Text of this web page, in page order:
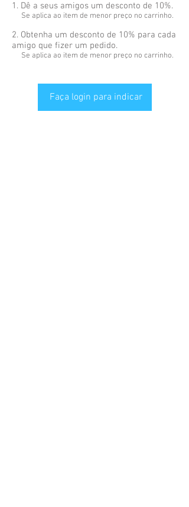
Dê a seus amigos um desconto de 10%.
Se aplica ao item de menor preço no carrinho.
Obtenha um desconto de 10% para cada
amigo que fizer um pedido.
Se aplica ao item de menor preço no carrinho.
Faça login para indicar